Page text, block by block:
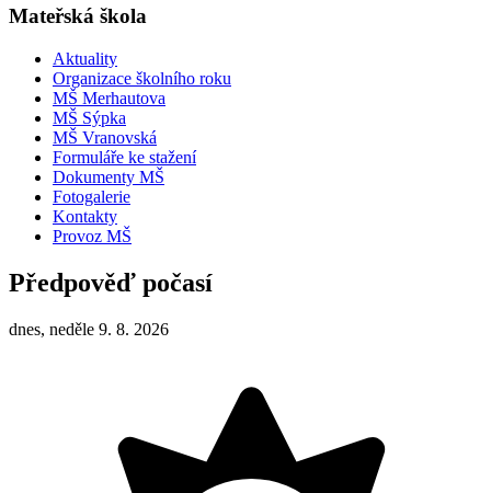
Mateřská škola
Aktuality
Organizace školního roku
MŠ Merhautova
MŠ Sýpka
MŠ Vranovská
Formuláře ke stažení
Dokumenty MŠ
Fotogalerie
Kontakty
Provoz MŠ
Předpověď počasí
dnes, neděle 9. 8. 2026